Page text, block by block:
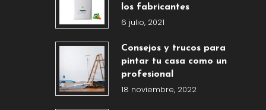
los fabricantes
6 julio, 2021
Consejos y trucos para
pintar tu casa como un
profesional
18 noviembre, 2022